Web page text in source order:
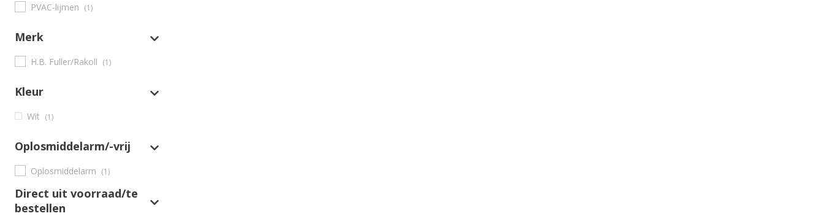
PVAC-lijmen (1)
Merk
H.B. Fuller/Rakoll (1)
Kleur
Wit (1)
Oplosmiddelarm/-vrij
Oplosmiddelarm (1)
Direct uit voorraad/te
bestellen